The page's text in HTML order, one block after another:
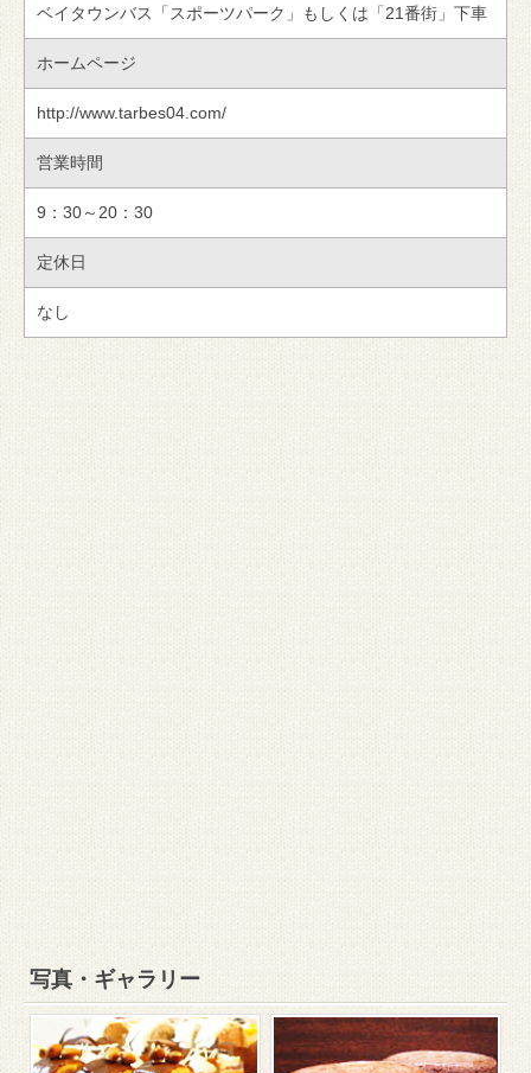
ベイタウンバス「スポーツパーク」もしくは「21番街」下車
ホームページ
http://www.tarbes04.com/
営業時間
9：30～20：30
定休日
なし
写真・ギャラリー